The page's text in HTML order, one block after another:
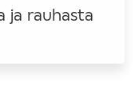
ja rauhasta